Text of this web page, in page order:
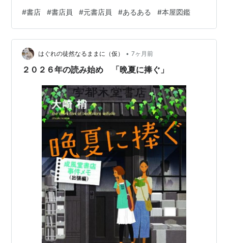
いたのですが、関連本で読みたい本も見つけたので一緒
にお話しさせてください。 doic0330.hatenablog.com
それでは良かったら読んでみてください。 書店員あるあ
ると書店員同士だと盛り上がる話 書店員同士で盛り上が
った一冊『本屋図鑑』 書店員あるある 最近見つけ…
#書店 #書店員 #元書店員 #あるある #本屋図鑑
はぐれの徒然なるままに（仮） • 7ヶ月前
２０２６年の読み始め 「晩夏に捧ぐ」